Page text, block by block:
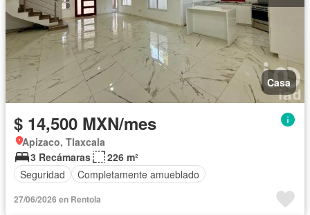
Casa
$ 14,500 MXN/mes
Apizaco, Tlaxcala
3 Recámaras
226 m²
Seguridad
Completamente amueblado
27/06/2026 en Rentola